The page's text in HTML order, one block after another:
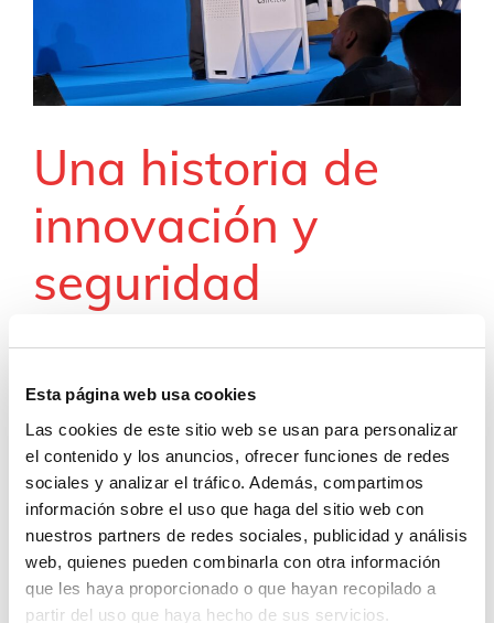
Esta página web usa cookies
Las cookies de este sitio web se usan para personalizar
el contenido y los anuncios, ofrecer funciones de redes
sociales y analizar el tráfico. Además, compartimos
información sobre el uso que haga del sitio web con
nuestros partners de redes sociales, publicidad y análisis
web, quienes pueden combinarla con otra información
que les haya proporcionado o que hayan recopilado a
partir del uso que haya hecho de sus servicios.
Una historia de
innovación y
seguridad
la diversificación y la excelencia en nuestros
productos y servicios nuestros principales motores
de crecimiento.
Fruto de ello surgió Traffic Futura, empresa
tecnológica de mentalidad claramente innovadora.
Con la que apostamos por renovar y mejorar
continuamente las soluciones tecnológicas
aplicadas a la señalización, movilidad, seguridad